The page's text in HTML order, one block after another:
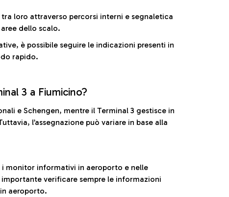
loro attraverso percorsi interni e segnaletica
dello scalo.
è possibile seguire le indicazioni presenti in
rapido.
3 a Fiumicino?
e Schengen, mentre il Terminal 3 gestisce in
l’assegnazione può variare in base alla
monitor informativi in aeroporto e nelle
verificare sempre le informazioni
aeroporto.